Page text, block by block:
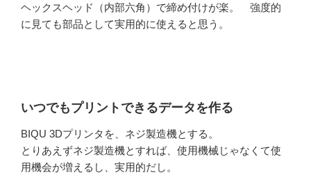
ヘックスヘッド（内部六角）で締め付けが楽。 強度的
に見ても部品として実用的に使えると思う。
いつでもプリントできるデータを作る
BIQU 3Dプリンタを、ネジ製造機とする。
とりあえずネジ製造機とすれば、使用機械じゃなくて使
用機会が増えるし、実用的だし。